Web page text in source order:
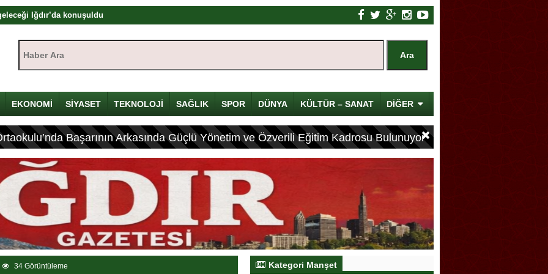
ilk gün sona erdi! Gazeteciliğin dijital dönüşümü Iğdır’da ele
Önemli Açıklamalar Yaptı
Herkes bir şeyler yapar ama herkes üretemez
Çalıştayı’nda Önemli Açıklamalar
sürece destek veriyor
medya düzenlemesi geliyor
Bulundu
EKONOMİ SİYASET TEKNOLOJİ SAĞLIK SPOR DÜNYA KÜLTÜR – SANAT DİĞER
Başarının Arkasında Güçlü Yönetim ve Özverili Eğitim Kadrosu Bulunuyor
34 Görüntüleme Kategori Manşet